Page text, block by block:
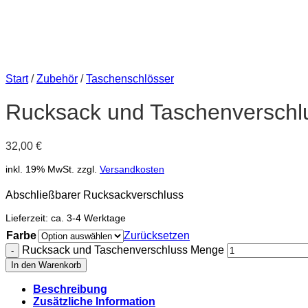
Start / Zubehör / Taschenschlösser
Rucksack und
32,00 €
inkl. 19% MwSt. zzgl. Versandkosten
Abschließbarer Rucksackverschluss
Lieferzeit: ca. 3-4 Werktage
Farbe
Zurücksetzen
Rucksack und Taschenverschluss Menge
In den Warenkorb
Beschreibung
Zusätzliche Information